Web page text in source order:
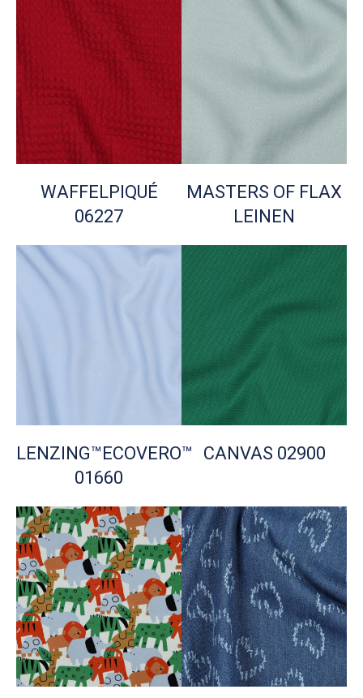
WAFFELPIQUÉ
06227
MASTERS OF FLAX
LEINEN
LENZING™ECOVERO™
01660
CANVAS 02900